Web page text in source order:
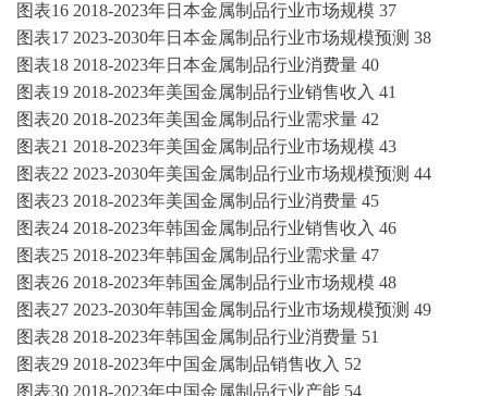
图表16 2018-2023年日本金属制品行业市场规模 37
图表17 2023-2030年日本金属制品行业市场规模预测 38
图表18 2018-2023年日本金属制品行业消费量 40
图表19 2018-2023年美国金属制品行业销售收入 41
图表20 2018-2023年美国金属制品行业需求量 42
图表21 2018-2023年美国金属制品行业市场规模 43
图表22 2023-2030年美国金属制品行业市场规模预测 44
图表23 2018-2023年美国金属制品行业消费量 45
图表24 2018-2023年韩国金属制品行业销售收入 46
图表25 2018-2023年韩国金属制品行业需求量 47
图表26 2018-2023年韩国金属制品行业市场规模 48
图表27 2023-2030年韩国金属制品行业市场规模预测 49
图表28 2018-2023年韩国金属制品行业消费量 51
图表29 2018-2023年中国金属制品销售收入 52
图表30 2018-2023年中国金属制品行业产能 54